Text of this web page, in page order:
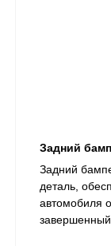
Задний
​Задний
деталь,
автомобиля